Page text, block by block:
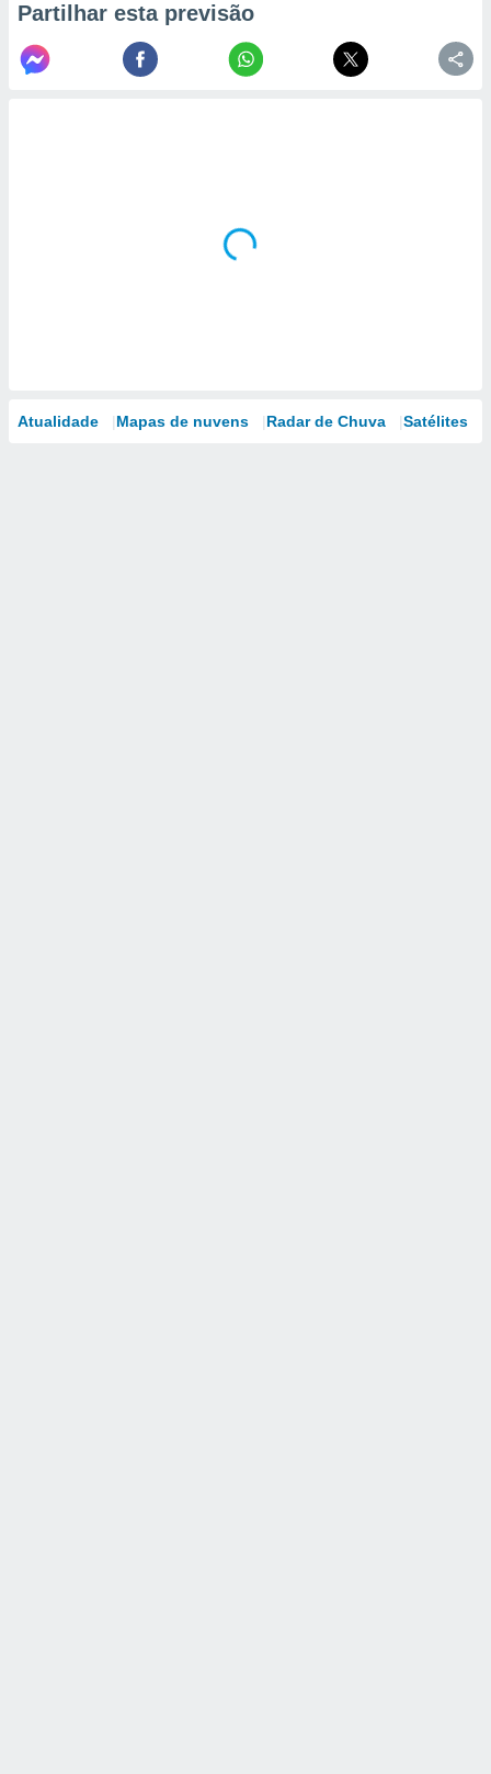
Partilhar esta previsão
Atualidade Mapas de nuvens Radar de Chuva Satélites